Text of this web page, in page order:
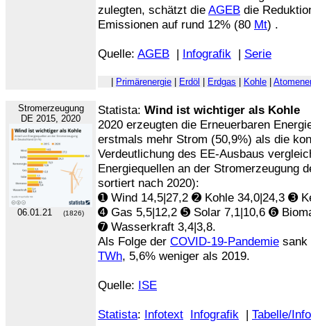
zulegten, schätzt die AGEB die
Emissionen auf rund 12% (80 Mt) .
Quelle: AGEB | Infografik | Serie
Primärenergie Erdöl Erdgas Kohle
Stromerzeugung
DE 2015, 2020
06.01.21 (1826)
Statista: Wind ist wichtiger als Kohle
2020 erzeugten die Erneuerbaren
erstmals mehr Strom (50,9%) als die
Verdeutlichung des EE-Ausbaus
Energiequellen an der Stromerzeugung
sortiert nach 2020):
➊ Wind 14,5|27,2 ➋ Kohle 34,0|24,3 ➌
➍ Gas 5,5|12,2 ➎ Solar 7,1|10,6 ➏
➐ Wasserkraft 3,4|3,8.
Als Folge der COVID-19-Pandemie sank
TWh, 5,6% weniger als 2019.
Quelle: ISE
Statista: Infotext Infografik | Tabelle/